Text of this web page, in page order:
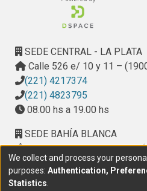
análisis de la misma tecnología
recortes de fileteado y la
Se ha estudiado la
argentinas de productos
cuantitativo de la
2001, a través del cálculo e
de competitividad de la
del ’90.
SEDE CENTRAL - LA PLATA
Calle 526 e/ 10 y 11 –
(221) 4217374
(221) 4823795
08.00 hs a 19.00 hs
SEDE BAHÍA BLANCA
Calle Ciudad de Cali 320 –
Provincial del Sudoeste
(291) 459 2550, interno 147
We collect and process your
purposes: Authentication,
Statistics